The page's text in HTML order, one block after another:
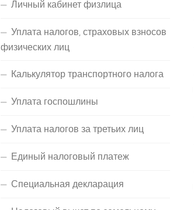
Личный кабинет физлица
Уплата налогов, страховых взносов
физических лиц
Калькулятор транспортного налога
Уплата госпошлины
Уплата налогов за третьих лиц
Единый налоговый платеж
Специальная декларация